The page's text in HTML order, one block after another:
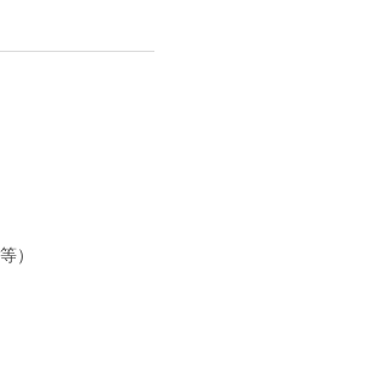
）